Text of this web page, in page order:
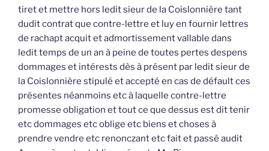
tiret et mettre hors ledit sieur de la Coislonnière tant
dudit contrat que contre-lettre et luy en fournir lettres
de rachapt acquit et admortissement vallable dans
ledit temps de un an à peine de toutes pertes despens
dommages et intérests dès à présent par ledit sieur de
la Coislonnière stipulé et accepté en cas de défault ces
présentes néanmoins etc à laquelle contre-lettre
promesse obligation et tout ce que dessus est dit tenir
etc dommages etc oblige etc biens et choses à
prendre vendre etc renonczant etc fait et passé audit